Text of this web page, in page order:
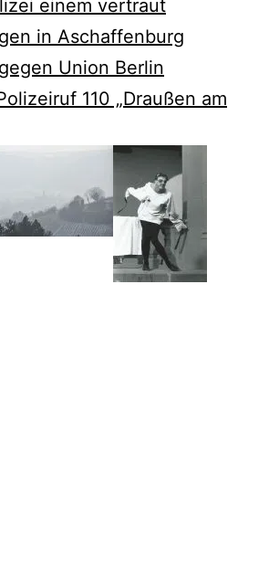
einem vertraut
in Aschaffenburg
Union Berlin
110 „Draußen am